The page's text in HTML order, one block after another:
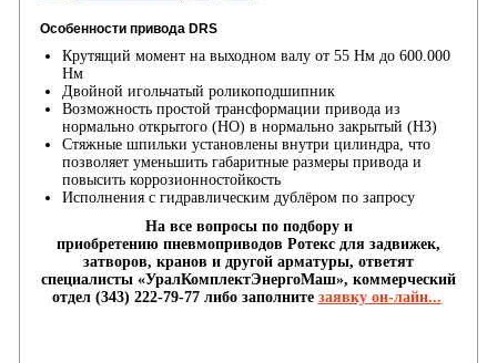
Особенности привода DRS
Крутящий момент на выходном валу от 55 Нм до 600.000
Нм
Двойной игольчатый роликоподшипник
Возможность простой трансформации привода из
нормально открытого (НО) в нормально закрытый (НЗ)
Стяжные шпильки установлены внутри цилиндра, что
позволяет уменьшить габаритные размеры привода и
повысить коррозионностойкость
Исполнения с гидравлическим дублёром по запросу
На все вопросы по подбору и
приобретению пневмоприводов Ротекс для задвижек,
затворов, кранов и другой арматуры, ответят
специалисты «УралКомплектЭнергоМаш», коммерческий
отдел (343) 222-79-77 либо заполните заявку он-лайн...